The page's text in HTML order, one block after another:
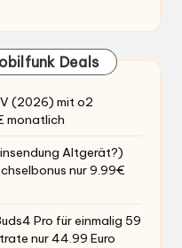
Deals
(2026) mit o2
monatlich
Altgerät?)
nur 9.99€
Pro für einmalig 59
nur 44.99 Euro